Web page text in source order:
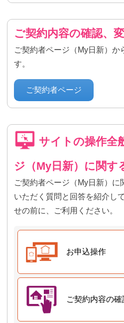
ご契約内容の確認、
ご契約者ページ（My日新）か
す。
ご契約者ページ
サイトの操作全
ジ（My日新）に関す
ご契約者ページ（My日新）に
いただく質問と回答を紹介し
せの前に、ご利用ください。
お申込操作
ご契約内容の確